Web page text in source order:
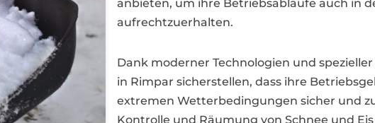
anbieten, um ihre Betriebsabläufe auch in
aufrechtzuerhalten.
Dank moderner Technologien und
in Rimpar sicherstellen, dass ihre
extremen Wetterbedingungen sicher und
Kontrolle und Räumung von Schnee und